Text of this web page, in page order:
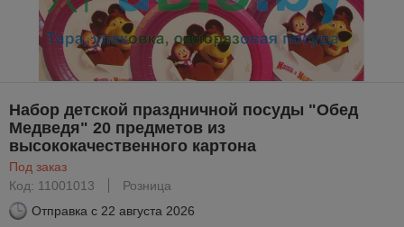
Набор детской праздничной посуды "Обед
Медведя" 20 предметов из
высококачественного картона
Под заказ
Код: 11001013
Розница
Отправка с 22 августа 2026